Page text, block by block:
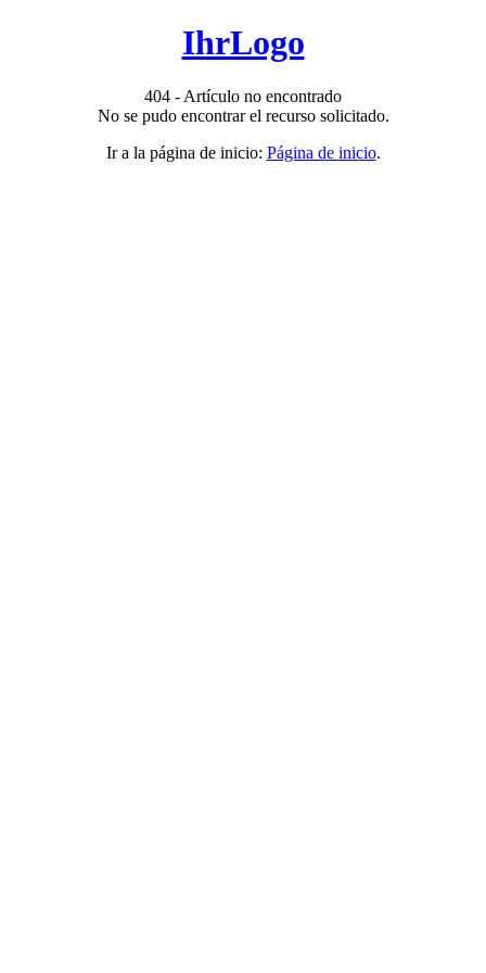
IhrLogo
404 - Artículo no encontrado
No se pudo encontrar el recurso solicitado.
Ir a la página de inicio: Página de inicio.